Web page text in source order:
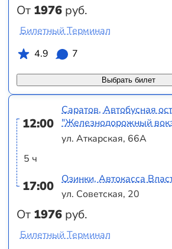
От 1976 руб.
Выбрать билет
Билетный Терминал
4.9
7
12:00
5 ч
17:00
От 1976 руб.
Саратов, Автобусная
"Железнодорожный
ул. Аткарская, 66А
Озинки, Автокасса
ул. Советская, 20
Билетный Терминал